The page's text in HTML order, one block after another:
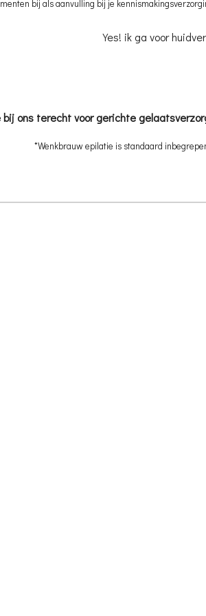
bij als aanvulling bij je
Yes! ik ga voor
bij ons terecht voor gerichte
*Wenkbrauw epilatie is standaard